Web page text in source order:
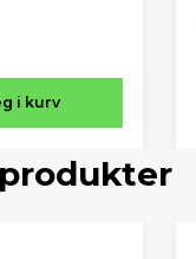
i kurv